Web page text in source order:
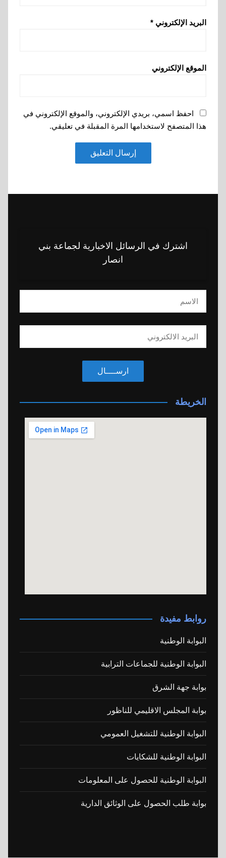
البريد الإلكتروني*
الموقع الإلكتروني
احفظ اسمي، بريدي الإلكتروني، والموقع الإلكتروني في
هذا المتصفح لاستخدامها المرة المقبلة في تعليقي.
اشترك في الرسائل الاخبارية لجماعة بني
انصار
ارســــال
الخريطة
روابط مفيدة
البوابة الوطنية
البوابة الوطنية للجماعات الترابية
بوابة جهة الشرق
بوابة المجلس الاقليمي للناظور
البوابة الوطنية للتشغيل العمومي
البوابة الوطنية للشكايات
البوابة الوطنية للحصول على المعلومات
بوابة طلب الحصول على الوثائق الدارية